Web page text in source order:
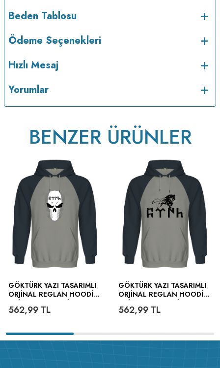
Beden Tablosu
Ödeme Seçenekleri
Hızlı Mesaj
Yorumlar
BENZER ÜRÜNLER
GÖKTÜRK YAZI TASARIMLI
ORJINAL REGLAN HOODIE
562,99 TL
GÖKTÜRK YAZI TASARIMLI
ORJINAL REGLAN HOODIE
562,99TL